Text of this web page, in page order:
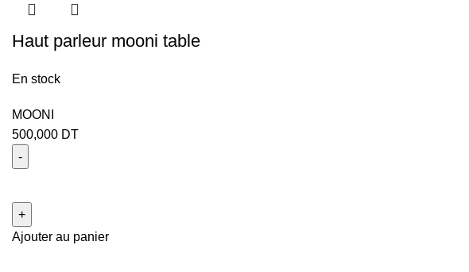
Haut parleur mooni table
En stock
MOONI
500,000 DT
Ajouter au panier